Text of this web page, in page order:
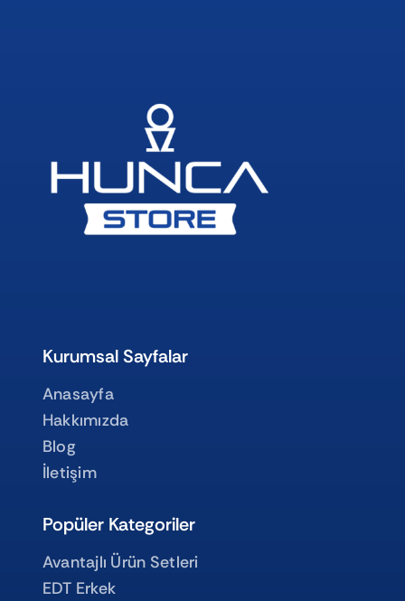
Kurumsal Sayfalar
Anasayfa
Hakkımızda
Blog
İletişim
Popüler Kategoriler
Avantajlı Ürün Setleri
EDT Erkek